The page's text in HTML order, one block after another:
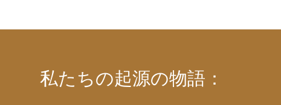
私たちの起源の物語：